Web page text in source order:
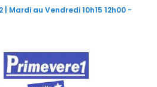
| Mardi au Vendredi 10h15 12h00 -